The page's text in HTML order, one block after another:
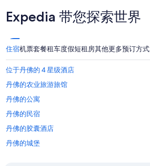
有
所
动。
可
需
遵
守
他
条
款。
Expedia 带您探索世界
住宿机票套餐租车度假短租房其他更多预订方式
位于丹佛的 4 星级酒店
丹佛的农业旅游旅馆
丹佛的公寓
丹佛的民宿
丹佛的胶囊酒店
丹佛的城堡